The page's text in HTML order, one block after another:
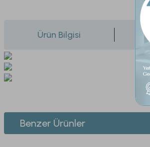
Ürün Bilgisi
Bu ürünün fiyat bilgisi, resim, ürün
Ürün resmi kalitesiz, bozuk veya görüntülenemiyor.
1.
Benzer Ürünler